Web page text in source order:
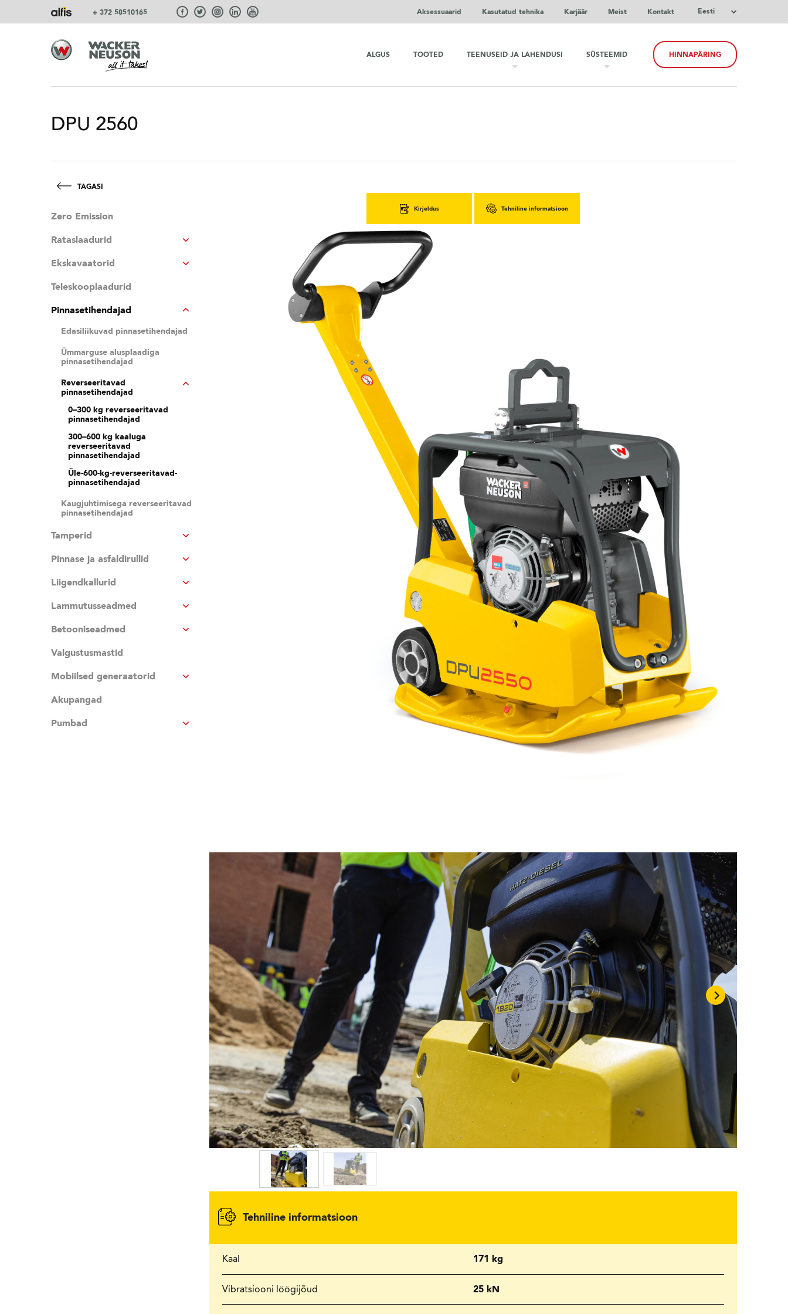
+ 372 58510165 Aksessuaarid Kasutatud tehnika Karjäär Meist Kontakt Eesti
ALGUS TOOTED TEENUSEID JA LAHENDUSI SÜSTEEMID HINNAPÄRING
DPU 2560
TAGASI
Zero Emission
Rataslaadurid
Ekskavaatorid
Teleskooplaadurid
Pinnasetihendajad
Edasiliikuvad pinnasetihendajad
Ümmarguse alusplaadiga
pinnasetihendajad
Reverseeritavad
pinnasetihendajad
0–300 kg reverseeritavad
pinnasetihendajad
300–600 kg kaaluga
reverseeritavad
pinnasetihendajad
Üle-600-kg-reverseeritavad-
pinnasetihendajad
Kaugjuhtimisega reverseeritavad
pinnasetihendajad
Tamperid
Pinnase ja asfaldirullid
Liigendkallurid
Lammutusseadmed
Betooniseadmed
Valgustusmastid
Mobiilsed generaatorid
Akupangad
Pumbad
Kirjeldus Tehniline informatsioon
Tehniline informatsioon
Kaal 171 kg
Vibratsiooni löögijõud 25 kN